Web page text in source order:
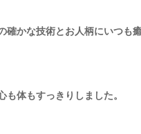
確かな技術とお人柄にいつも
体もすっきりしました。